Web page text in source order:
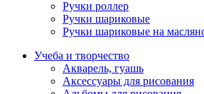
Ручки роллер
Ручки шариковые
Ручки шариковые на
Учеба и творчество
Акварель, гуашь
Аксессуары для рисования